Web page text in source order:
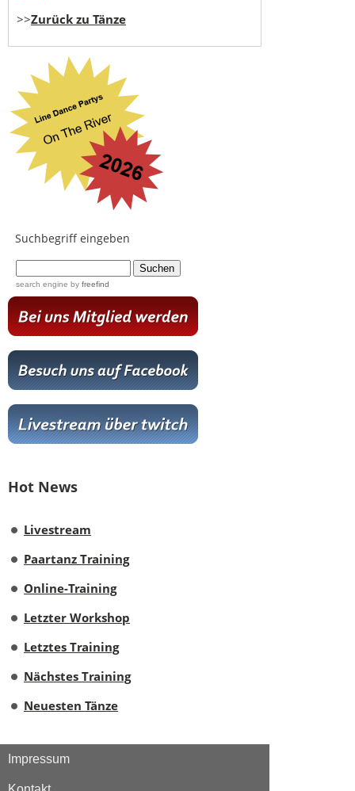
>>Zurück zu Tänze
Suchbegriff eingeben
search engine by freefind
Hot News
Livestream
Paartanz Training
Online-Training
Letzter Workshop
Letztes Training
Nächstes Training
Neuesten Tänze
Impressum